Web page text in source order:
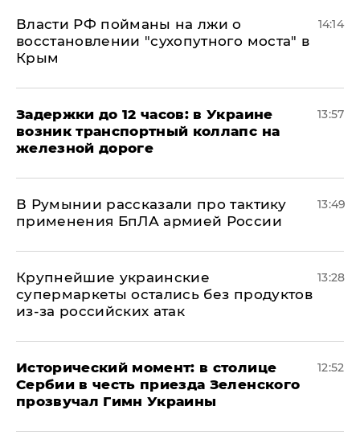
Власти РФ пойманы на лжи о
восстановлении "сухопутного моста" в
Крым
14:14
Задержки до 12 часов: в Украине
возник транспортный коллапс на
железной дороге
13:57
В Румынии рассказали про тактику
применения БпЛА армией России
13:49
Крупнейшие украинские
супермаркеты остались без продуктов
из-за российских атак
13:28
Исторический момент: в столице
Сербии в честь приезда Зеленского
прозвучал Гимн Украины
12:52